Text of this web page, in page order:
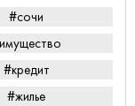
#сочи
#кредит
#жилье